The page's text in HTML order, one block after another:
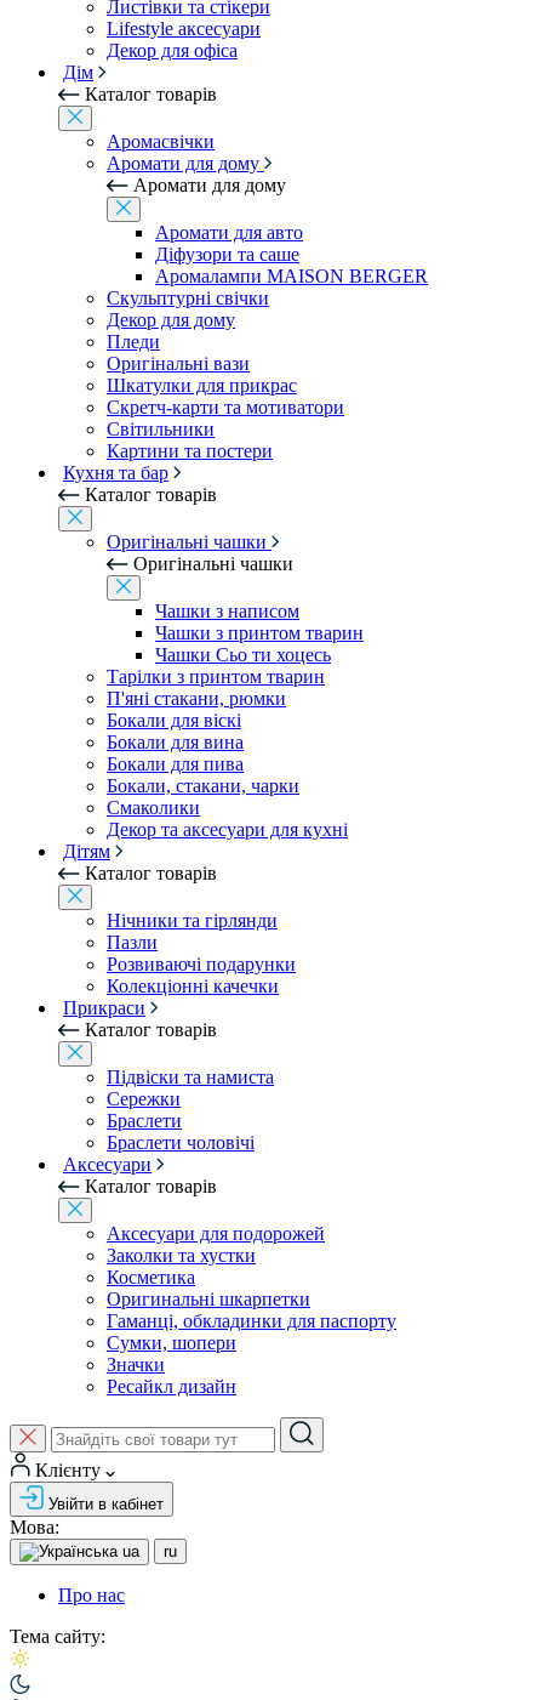
Листівки та стікери
Lifestyle аксесуари
Декор для офіса
Дім
Каталог товарів
Аромасвічки
Аромати для дому
Аромати для дому
Аромати для авто
Діфузори та саше
Аромалампи MAISON BERGER
Скульптурні свічки
Декор для дому
Пледи
Оригінальні вази
Шкатулки для прикрас
Скретч-карти та мотиватори
Світильники
Картини та постери
Кухня та бар
Каталог товарів
Оригінальні чашки
Оригінальні чашки
Чашки з написом
Чашки з принтом тварин
Чашки Сьо ти хоцесь
Тарілки з принтом тварин
П'яні стакани, рюмки
Бокали для віскі
Бокали для вина
Бокали для пива
Бокали, стакани, чарки
Смаколики
Декор та аксесуари для кухні
Дітям
Каталог товарів
Нічники та гірлянди
Пазли
Розвиваючі подарунки
Колекціонні качечки
Прикраси
Каталог товарів
Підвіски та намиста
Сережки
Браслети
Браслети чоловічі
Аксесуари
Каталог товарів
Аксесуари для подорожей
Заколки та хустки
Косметика
Оригинальні шкарпетки
Гаманці, обкладинки для паспорту
Сумки, шопери
Значки
Ресайкл дизайн
Клієнту
Увійти в кабінет
Мова:
ua ru
Про нас
Тема сайту: